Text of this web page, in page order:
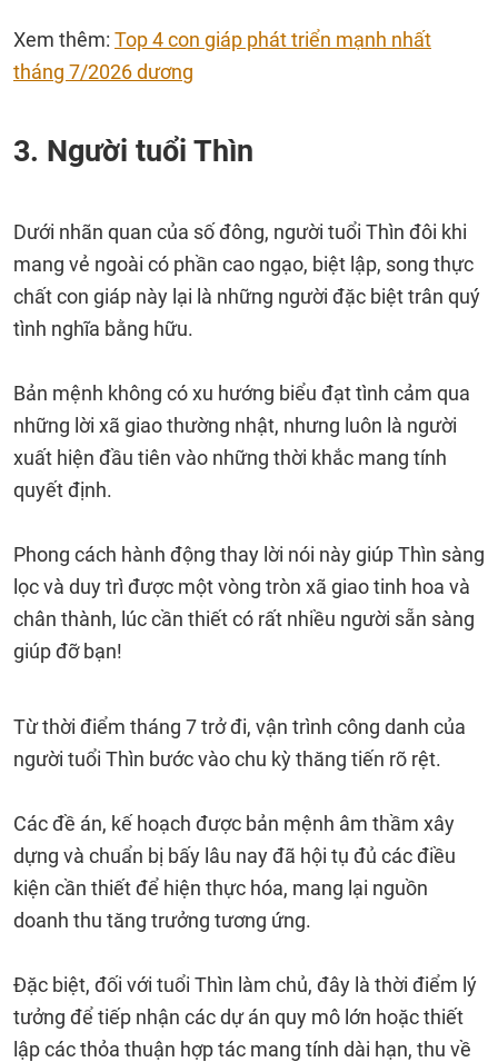
Xem thêm: Top 4 con giáp phát triển mạnh nhất
tháng 7/2026 dương
3. Người tuổi Thìn
Dưới nhãn quan của số đông, người tuổi Thìn đôi khi
mang vẻ ngoài có phần cao ngạo, biệt lập, song thực
chất con giáp này lại là những người đặc biệt trân quý
tình nghĩa bằng hữu.
Bản mệnh không có xu hướng biểu đạt tình cảm qua
những lời xã giao thường nhật, nhưng luôn là người
xuất hiện đầu tiên vào những thời khắc mang tính
quyết định.
Phong cách hành động thay lời nói này giúp Thìn sàng
lọc và duy trì được một vòng tròn xã giao tinh hoa và
chân thành, lúc cần thiết có rất nhiều người sẵn sàng
giúp đỡ bạn!
Từ thời điểm tháng 7 trở đi, vận trình công danh của
người tuổi Thìn bước vào chu kỳ thăng tiến rõ rệt.
Các đề án, kế hoạch được bản mệnh âm thầm xây
dựng và chuẩn bị bấy lâu nay đã hội tụ đủ các điều
kiện cần thiết để hiện thực hóa, mang lại nguồn
doanh thu tăng trưởng tương ứng.
Đặc biệt, đối với tuổi Thìn làm chủ, đây là thời điểm lý
tưởng để tiếp nhận các dự án quy mô lớn hoặc thiết
lập các thỏa thuận hợp tác mang tính dài hạn, thu về